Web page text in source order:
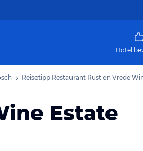
Hotel
Reisetipp Restaurant Rust en Vrede
Estate